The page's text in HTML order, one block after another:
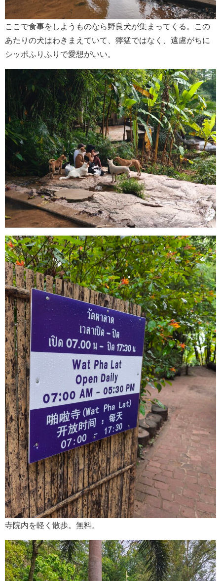
ここで食事をしようものなら野良犬が集まってくる。この
あたりの犬はわきまえていて、獰猛ではなく、遠慮がちに
シッポふりふりで愛想がいい。
寺院内を軽く散歩。無料。